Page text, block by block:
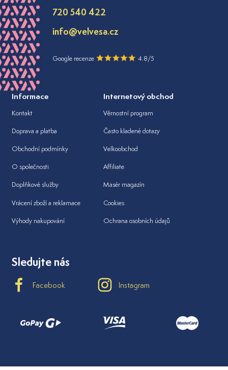
720 540 422
info@velvesa.cz
Google recenze 4.8/5
Informace
Kontakt
Doprava a platba
Obchodní podmínky
O společnosti
Doplňkové služby
Vrácení zboží a reklamace
Výhody nakupování
Internetový obchod
Věrnostní program
Často kladené dotazy
Velkoobchod
Affiliate
Masér magazín
Cookies
Ochrana osobních údajů
Sledujte nás
Facebook Instagram